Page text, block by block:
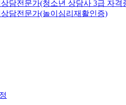
담전문가(청소년 상담사 3급 자격
담전문가(놀이심리재활인증)